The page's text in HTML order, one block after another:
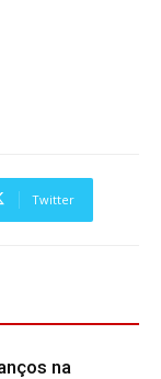
Twitter
na